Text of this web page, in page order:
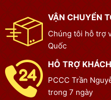
VẬN CHUYỂN
Chúng tôi hỗ trợ
Quốc
HỖ TRỢ
PCCC Trần
trong 7 ngày